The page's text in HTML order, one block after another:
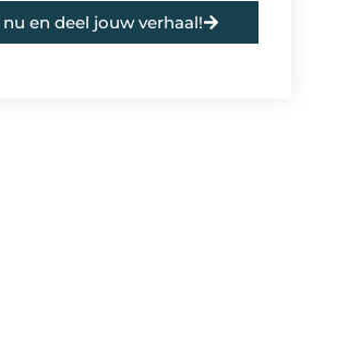
en deel jouw verhaal!